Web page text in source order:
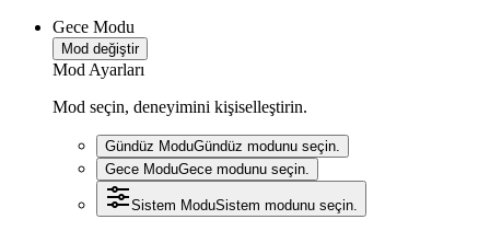
Gece Modu
Mod değiştir
Mod Ayarları
Mod seçin, deneyimini kişiselleştirin.
Gündüz ModuGündüz modunu seçin.
Gece ModuGece modunu seçin.
Sistem ModuSistem modunu seçin.